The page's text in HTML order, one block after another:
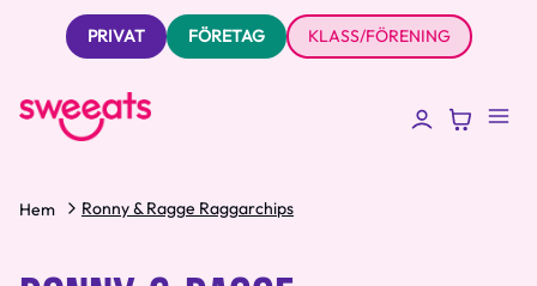
PRIVAT FÖRETAG KLASS/FÖRENING
Hem Ronny & Ragge Raggarchips